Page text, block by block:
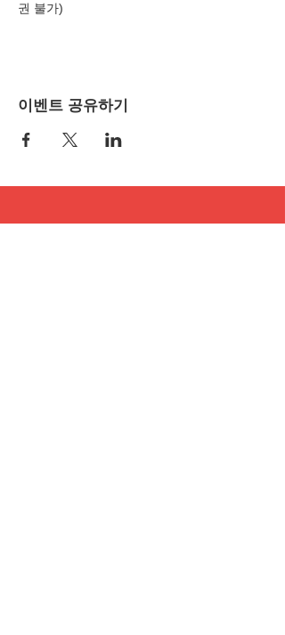
권 불가)
이벤트 공유하기